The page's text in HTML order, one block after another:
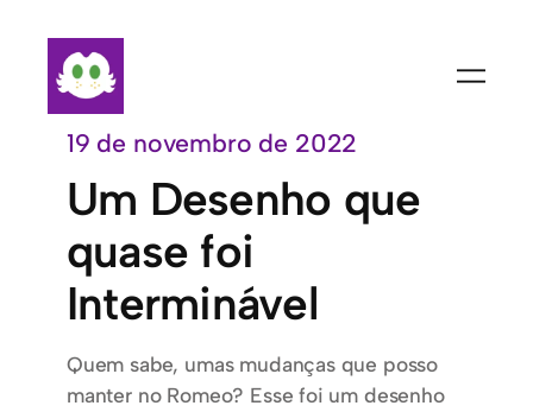
conteúdo
19 de novembro de 2022
Um Desenho que
quase foi
Interminável
Quem sabe, umas mudanças que posso
manter no Romeo? Esse foi um desenho